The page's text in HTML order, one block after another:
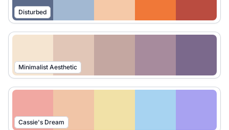
Disturbed
Minimalist Aesthetic
Cassie's Dream